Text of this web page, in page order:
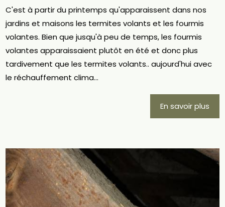
C'est à partir du printemps qu'apparaissent dans nos
jardins et maisons les termites volants et les fourmis
volantes. Bien que jusqu'à peu de temps, les fourmis
volantes apparaissaient plutôt en été et donc plus
tardivement que les termites volants.. aujourd'hui avec
le réchauffement clima...
En savoir plus